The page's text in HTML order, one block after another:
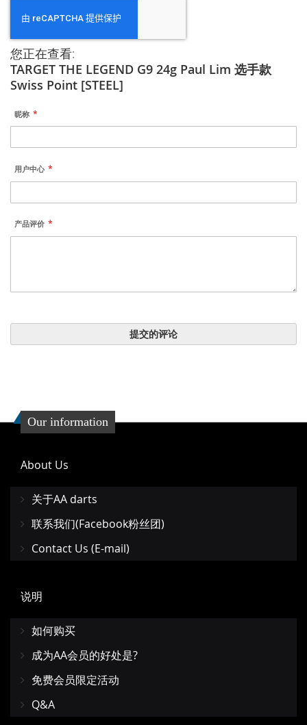
您正在查看:
TARGET THE LEGEND G9 24g Paul Lim 选手款
Swiss Point [STEEL]
昵称
用户中心
产品评价
提交的评论
Our information
About Us
关于AA darts
联系我们(Facebook粉丝团)
Contact Us (E-mail)
说明
如何购买
成为AA会员的好处是?
免费会员限定活动
Q&A